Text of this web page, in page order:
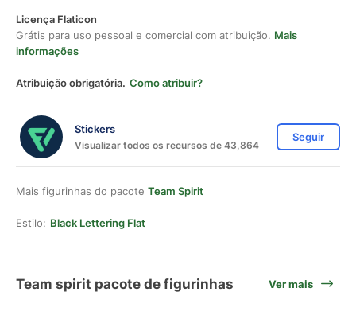
Licença Flaticon
Grátis para uso pessoal e comercial com atribuição. Mais
informações
Atribuição obrigatória. Como atribuir?
Stickers
Visualizar todos os recursos de 43,864
Seguir
Mais figurinhas do pacote Team Spirit
Estilo: Black Lettering Flat
Team spirit pacote de figurinhas Ver mais